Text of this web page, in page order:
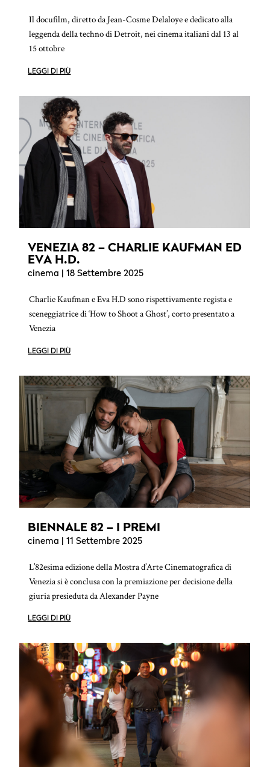
Il docufilm, diretto da Jean-Cosme Delaloye e dedicato alla
leggenda della techno di Detroit, nei cinema italiani dal 13 al
15 ottobre
LEGGI DI PIÙ
VENEZIA 82 – CHARLIE KAUFMAN ED
EVA H.D.
cinema | 18 Settembre 2025
Charlie Kaufman e Eva H.D sono rispettivamente regista e
sceneggiatrice di ‘How to Shoot a Ghost’, corto presentato a
Venezia
LEGGI DI PIÙ
BIENNALE 82 – I PREMI
cinema | 11 Settembre 2025
L’82esima edizione della Mostra d’Arte Cinematografica di
Venezia si è conclusa con la premiazione per decisione della
giuria presieduta da Alexander Payne
LEGGI DI PIÙ